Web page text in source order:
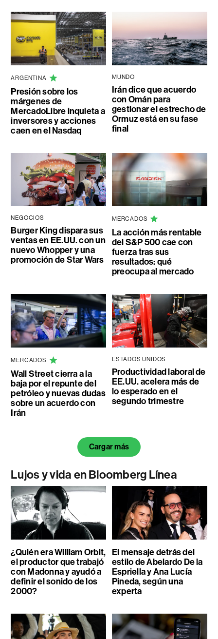
ARGENTINA
Presión sobre los
márgenes de
MercadoLibre inquieta a
inversores y acciones
caen en el Nasdaq
MUNDO
Irán dice que acuerdo
con Omán para
gestionar el estrecho de
Ormuz está en su fase
final
NEGOCIOS
Burger King dispara sus
ventas en EE.UU. con un
nuevo Whopper y una
promoción de Star Wars
MERCADOS
La acción más rentable
del S&P 500 cae con
fuerza tras sus
resultados: qué
preocupa al mercado
MERCADOS
Wall Street cierra a la
baja por el repunte del
petróleo y nuevas dudas
sobre un acuerdo con
Irán
ESTADOS UNIDOS
Productividad laboral de
EE.UU. acelera más de
lo esperado en el
segundo trimestre
Cargar más
Lujos y vida en Bloomberg Línea
¿Quién era William Orbit,
el productor que trabajó
con Madonna y ayudó a
definir el sonido de los
2000?
El mensaje detrás del
estilo de Abelardo De la
Espriella y Ana Lucía
Pineda, según una
experta